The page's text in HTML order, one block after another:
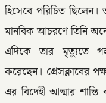
হিসেবে পরিচিত
মানবিক আচরণে তিনি
এদিকে তার মৃত্যুতে
করেছেন। প্রেসক্লাবের
এর বিদেহী আত্মার